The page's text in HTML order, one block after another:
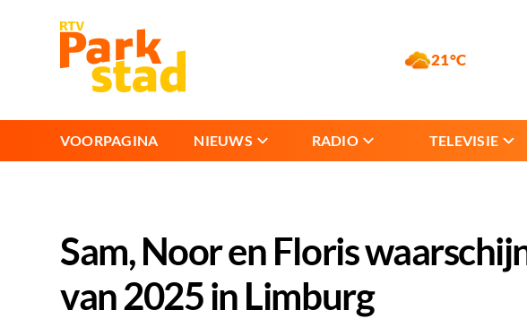
21°C
VOORPAGINA NIEUWS RADIO TELEVISIE
Sam, Noor en Floris
van 2025 in Limburg